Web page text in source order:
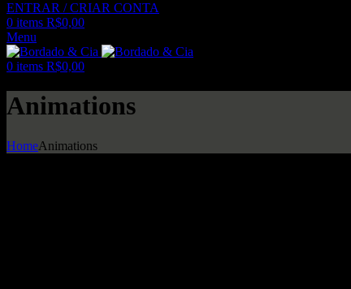
ENTRAR / CRIAR CONTA
0 items R$0,00
Menu
0 items R$0,00
Animations
HomeAnimations